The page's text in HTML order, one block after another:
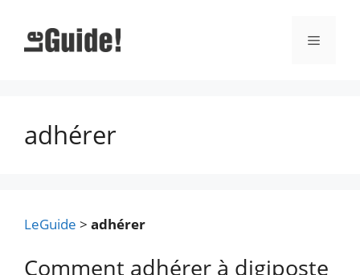
contenu
Menu
adhérer
LeGuide > adhérer
Comment adhérer à digiposte